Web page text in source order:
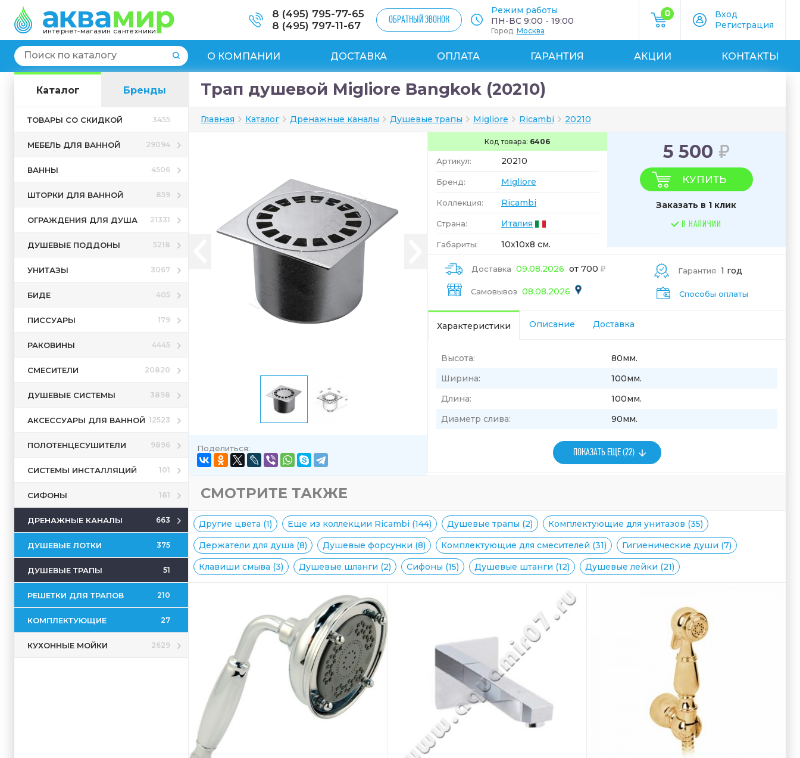
интернет-магазин сантехники
8 (495) 795-77-65
8 (495) 797-11-67
ОБРАТНЫЙ ЗВОНОК
Режим работы
ПН-ВС 9:00 - 19:00
Город: Москва
0
Вход
Регистрация
О КОМПАНИИ ДОСТАВКА ОПЛАТА ГАРАНТИЯ АКЦИИ КОНТАКТЫ
Каталог Бренды
ТОВАРЫ СО СКИДКОЙ 3455
МЕБЕЛЬ ДЛЯ ВАННОЙ 29094
ВАННЫ 4506
ШТОРКИ ДЛЯ ВАННОЙ 859
ОГРАЖДЕНИЯ ДЛЯ ДУША 21331
ДУШЕВЫЕ ПОДДОНЫ 5218
УНИТАЗЫ 3067
БИДЕ 405
ПИССУАРЫ 179
РАКОВИНЫ 4445
СМЕСИТЕЛИ 20820
ДУШЕВЫЕ СИСТЕМЫ 3898
АКСЕССУАРЫ ДЛЯ ВАННОЙ 12523
ПОЛОТЕНЦЕСУШИТЕЛИ 9896
СИСТЕМЫ ИНСТАЛЛЯЦИЙ 101
СИФОНЫ 181
ДРЕНАЖНЫЕ КАНАЛЫ 663
ДУШЕВЫЕ ЛОТКИ 375
ДУШЕВЫЕ ТРАПЫ 51
РЕШЕТКИ ДЛЯ ТРАПОВ 210
КОМПЛЕКТУЮЩИЕ 27
КУХОННЫЕ МОЙКИ 2629
Трап душевой Migliore Bangkok (20210)
Главная Каталог Дренажные каналы Душевые трапы Migliore Ricambi 20210
Поделиться:
Код товара: 6406
Артикул: 20210
Бренд: Migliore
Коллекция: Ricambi
Страна: Италия
Габариты: 10x10x8 см.
5 500
КУПИТЬ
Заказать в 1 клик
В НАЛИЧИИ
Доставка 09.08.2026 от 700
Самовывоз 08.08.2026
Гарантия 1 год
Способы оплаты
Характеристики Описание Доставка
Высота:
80мм.
Ширина:
100мм.
Длина:
100мм.
Диаметр слива:
90мм.
ПОКАЗАТЬ ЕЩЕ (22)
СМОТРИТЕ ТАКЖЕ
Другие цвета (1) Еще из коллекции Ricambi (144) Душевые трапы (2)
Комплектующие для унитазов (35)
Держатели для душа (8)
Душевые форсунки (8) Комплектующие для смесителей (31)
Гигиенические души (7)
Клавиши смыва (3)
Душевые шланги (2) Сифоны (15) Душевые штанги (12) Душевые лейки (21)